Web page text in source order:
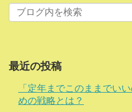
最近の投稿
「定年までこのままでい
めの戦略とは？